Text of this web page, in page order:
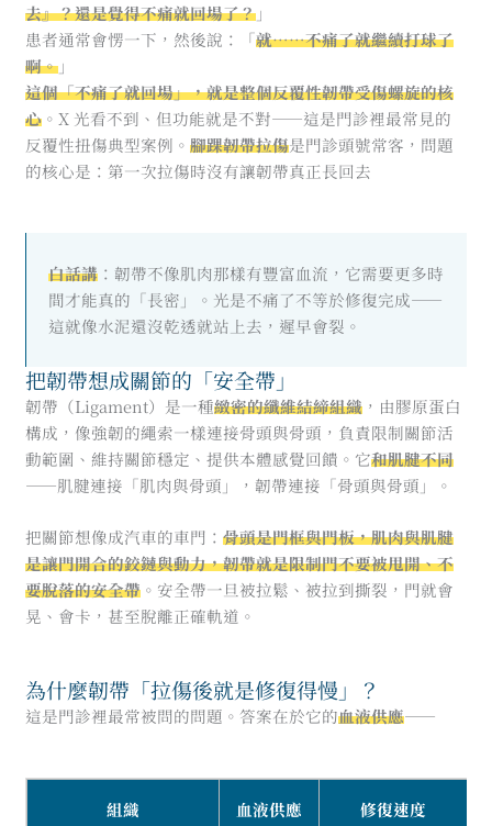
去』？還是覺得不痛就回場了？」
患者通常會愣一下，然後說：「就……不痛了就繼續打球了
啊。」
這個「不痛了就回場」，就是整個反覆性韌帶受傷螺旋的核
心。X 光看不到、但功能就是不對——這是門診裡最常見的
反覆性扭傷典型案例。 腳踝韌帶拉傷是門診頭號常客，問題
的核心是：第一次拉傷時沒有讓韌帶真正長回去
白話講：韌帶不像肌肉那樣有豐富血流，它需要更多時
間才能真的「長密」。光是不痛了不等於修復完成——
這就像水泥還沒乾透就站上去，遲早會裂。
把韌帶想成關節的「安全帶」
韌帶（Ligament）是一種緻密的纖維結締組織，由膠原蛋白
構成，像強韌的繩索一樣連接骨頭與骨頭，負責限制關節活
動範圍、維持關節穩定、提供本體感覺回饋。它和肌腱不同
——肌腱連接「肌肉與骨頭」，韌帶連接「骨頭與骨頭」。
把關節想像成汽車的車門： 骨頭是門框與門板，肌肉與肌腱
是讓門開合的鉸鏈與動力，韌帶就是限制門不要被甩開、不
要脫落的安全帶。安全帶一旦被拉鬆、被拉到撕裂，門就會
晃、會卡，甚至脫離正確軌道。
為什麼韌帶「拉傷後就是修復得慢」？
這是門診裡最常被問的問題。答案在於它的血液供應——
組織 血液供應 修復速度